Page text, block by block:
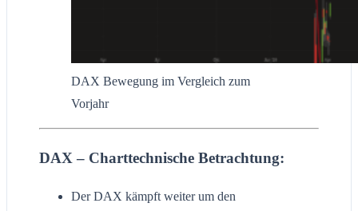
DAX Bewegung im Vergleich zum
Vorjahr
DAX – Charttechnische Betrachtung:
Der DAX kämpft weiter um den